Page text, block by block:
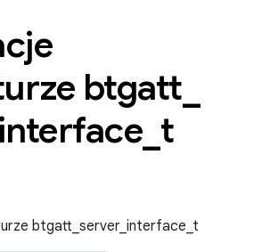
btgatt
interface t
btgatt_server_interface_t